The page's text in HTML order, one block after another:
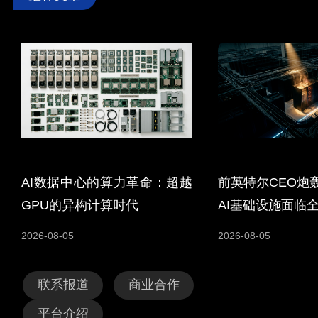
AI数据中心的算力革命：超越
GPU的异构计算时代
2026-08-05
前英特尔CEO炮
AI基础设施面临
2026-08-05
联系报道 商业合作
平台介绍